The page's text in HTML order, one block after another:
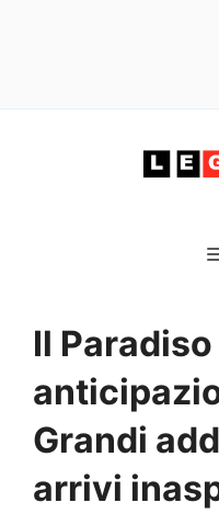
Il
Grandi
arrivi